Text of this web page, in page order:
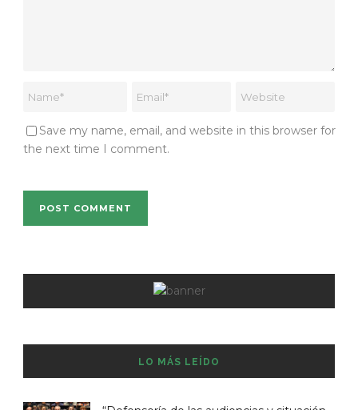
Save my name, email, and website in this browser for
the next time I comment.
LO MÁS LEÍDO